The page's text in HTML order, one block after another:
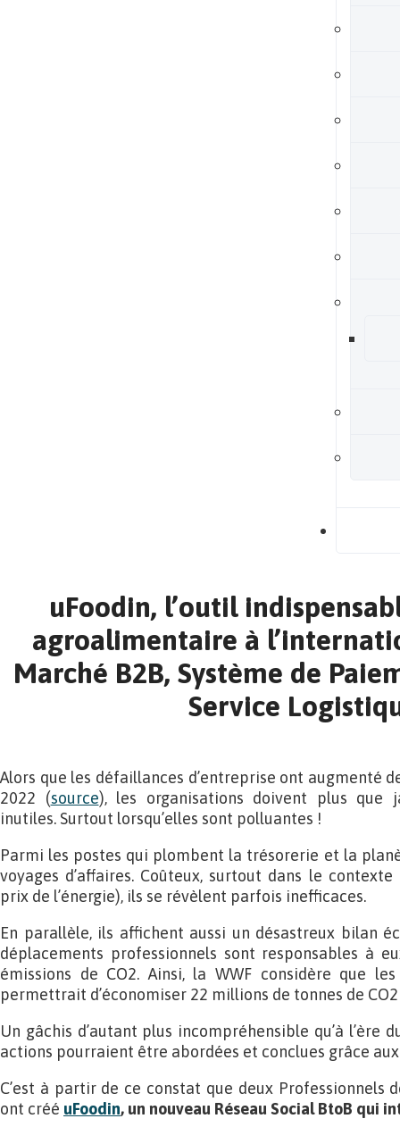
uFoodin, l’outil
agroalimentaire à
Marché B2B, Système de
Service
Alors que les défaillances d’entreprise ont augmenté
2022 (source), les organisations doivent plus que
inutiles. Surtout lorsqu’elles sont polluantes !
Parmi les postes qui plombent la trésorerie et la
voyages d’affaires. Coûteux, surtout dans le
prix de l’énergie), ils se révèlent parfois inefficaces.
En parallèle, ils affichent aussi un désastreux bilan
déplacements professionnels sont responsables à
émissions de CO2. Ainsi, la WWF considère que
permettrait d’économiser 22 millions de tonnes de
Un gâchis d’autant plus incompréhensible qu’à l’ère
actions pourraient être abordées et conclues grâce
C’est à partir de ce constat que deux Professionnels
ont créé uFoodin, un nouveau Réseau Social BtoB qui